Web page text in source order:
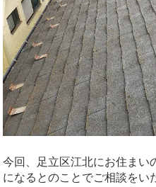
今回、足立区江北にお住まい
になるとのことでご相談をい